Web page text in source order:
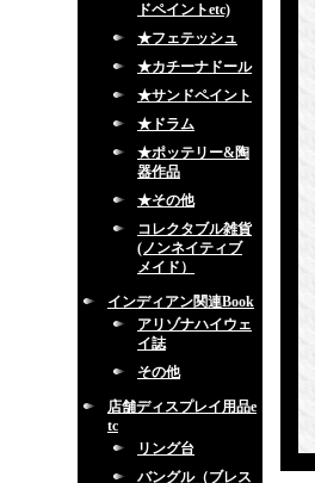
ドペイントetc)
★フェテッシュ
★カチーナドール
★サンドペイント
★ドラム
★ポッテリー&陶
器作品
★その他
コレクタブル雑貨
(ノンネイティブ
メイド）
インディアン関連Book
アリゾナハイウェ
イ誌
その他
店舗ディスプレイ用品e
tc
リング台
バングル（ブレス